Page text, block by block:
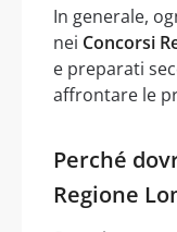
In generale,
nei Concorsi
e preparati
affrontare le
Perché
Regione